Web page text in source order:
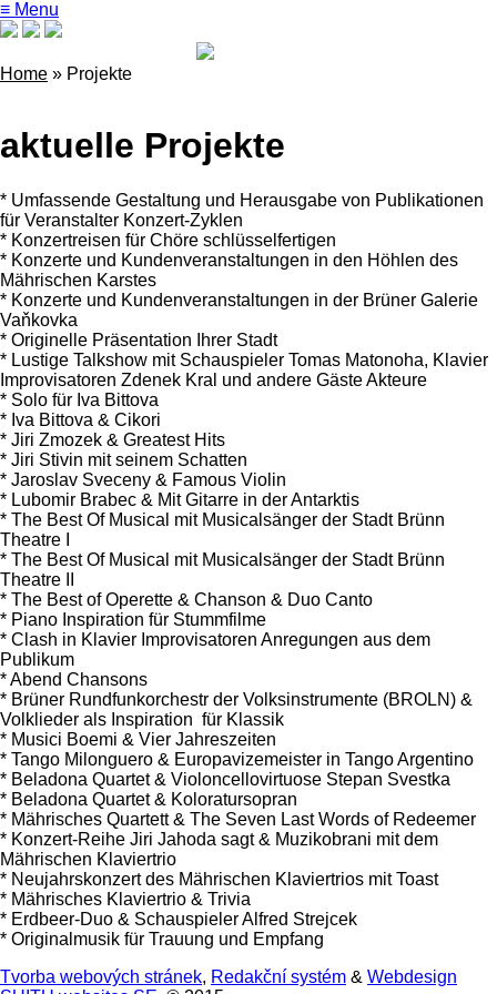
≡ Menu
Home » Projekte
aktuelle Projekte
* Umfassende Gestaltung und Herausgabe von Publikationen
für Veranstalter Konzert-Zyklen
* Konzertreisen für Chöre schlüsselfertigen
* Konzerte und Kundenveranstaltungen in den Höhlen des
Mährischen Karstes
* Konzerte und Kundenveranstaltungen in der Brüner Galerie
Vaňkovka
* Originelle Präsentation Ihrer Stadt
* Lustige Talkshow mit Schauspieler Tomas Matonoha, Klavier
Improvisatoren Zdenek Kral und andere Gäste Akteure
* Solo für Iva Bittova
* Iva Bittova & Cikori
* Jiri Zmozek & Greatest Hits
* Jiri Stivin mit seinem Schatten
* Jaroslav Sveceny & Famous Violin
* Lubomir Brabec & Mit Gitarre in der Antarktis
* The Best Of Musical mit Musicalsänger der Stadt Brünn
Theatre I
* The Best Of Musical mit Musicalsänger der Stadt Brünn
Theatre II
* The Best of Operette & Chanson & Duo Canto
* Piano Inspiration für Stummfilme
* Clash in Klavier Improvisatoren Anregungen aus dem
Publikum
* Abend Chansons
* Brüner Rundfunkorchestr der Volksinstrumente (BROLN) &
Volklieder als Inspiration für Klassik
* Musici Boemi & Vier Jahreszeiten
* Tango Milonguero & Europavizemeister in Tango Argentino
* Beladona Quartet & Violoncellovirtuose Stepan Svestka
* Beladona Quartet & Koloratursopran
* Mährisches Quartett & The Seven Last Words of Redeemer
* Konzert-Reihe Jiri Jahoda sagt & Muzikobrani mit dem
Mährischen Klaviertrio
* Neujahrskonzert des Mährischen Klaviertrios mit Toast
* Mährisches Klaviertrio & Trivia
* Erdbeer-Duo & Schauspieler Alfred Strejcek
* Originalmusik für Trauung und Empfang
Tvorba webových stránek, Redakční systém & Webdesign